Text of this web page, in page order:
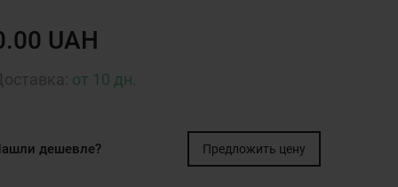
UAH
от 10 дн.
дешевле? Предложить цену